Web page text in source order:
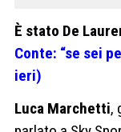
È stato De
Conte: “se sei
ieri)
Luca Marchetti,